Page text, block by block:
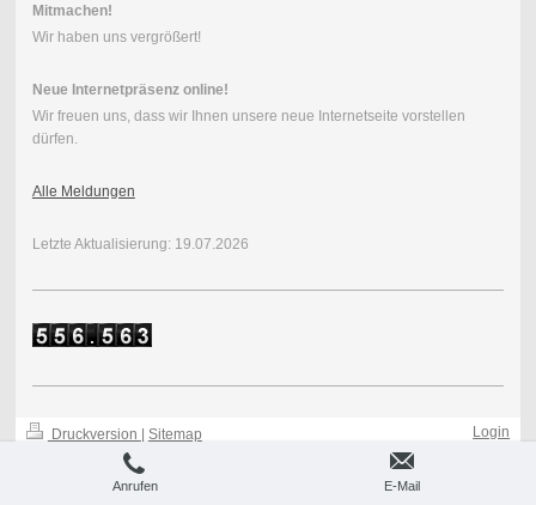
Mitmachen!
Wir haben uns vergrößert!
Neue Internetpräsenz online!
Wir freuen uns, dass wir Ihnen unsere neue Internetseite vorstellen
dürfen.
Alle Meldungen
Letzte Aktualisierung: 19.07.2026
Druckversion
Sitemap
© Musikkapelle Rottendorf e. V.
Login
Anrufen E-Mail